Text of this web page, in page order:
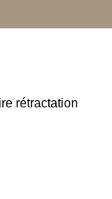
rétractation